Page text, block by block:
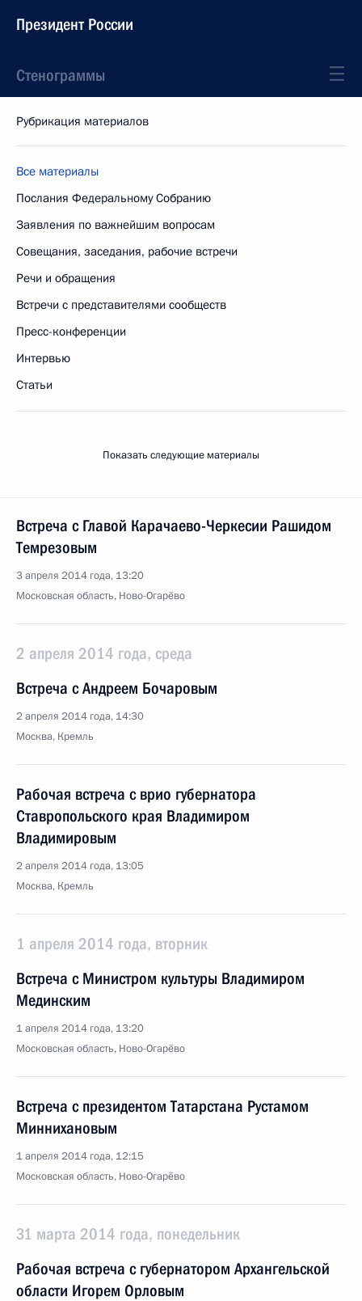
Президент России
Стенограммы
Рубрикация материалов
Все материалы
Послания Федеральному Собранию
Заявления по важнейшим вопросам
Совещания, заседания, рабочие встречи
Речи и обращения
Встречи с представителями сообществ
Пресс-конференции
Интервью
Статьи
Показать следующие материалы
Встреча с Главой Карачаево-Черкесии Рашидом
Темрезовым
3 апреля 2014 года, 13:20
Московская область, Ново-Огарёво
2 апреля 2014 года, среда
Встреча с Андреем Бочаровым
2 апреля 2014 года, 14:30
Москва, Кремль
Рабочая встреча с врио губернатора
Ставропольского края Владимиром
Владимировым
2 апреля 2014 года, 13:05
Москва, Кремль
1 апреля 2014 года, вторник
Встреча с Министром культуры Владимиром
Мединским
1 апреля 2014 года, 13:20
Московская область, Ново-Огарёво
Встреча с президентом Татарстана Рустамом
Миннихановым
1 апреля 2014 года, 12:15
Московская область, Ново-Огарёво
31 марта 2014 года, понедельник
Рабочая встреча с губернатором Архангельской
области Игорем Орловым